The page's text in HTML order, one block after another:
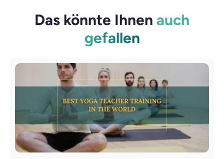
Das könnte Ihnen auch
gefallen